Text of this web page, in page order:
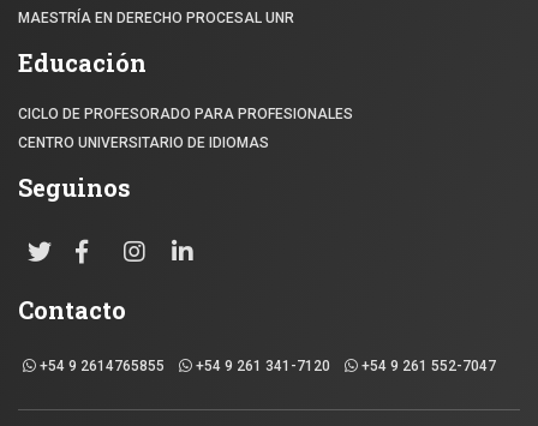
MAESTRÍA EN DERECHO PROCESAL UNR
Educación
CICLO DE PROFESORADO PARA PROFESIONALES
CENTRO UNIVERSITARIO DE IDIOMAS
Seguinos
Contacto
+54 9 2614765855 +54 9 261 341-7120 +54 9 261 552-7047